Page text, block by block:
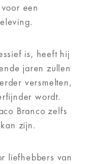
een
is, heeft hij
jaren zullen
versmelten,
wordt.
Branco zelfs
zijn.
liefhebbers van